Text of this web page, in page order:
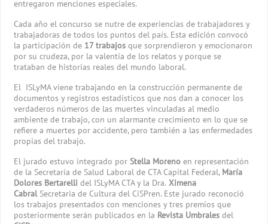
entregaron menciones especiales.
Cada año el concurso se nutre de experiencias de trabajadores y
trabajadoras de todos los puntos del país. Esta edición convocó
la participación de 17 trabajos que sorprendieron y emocionaron
por su crudeza, por la valentía de los relatos y porque se
trataban de historias reales del mundo laboral.
El ISLyMA viene trabajando en la construcción permanente de
documentos y registros estadísticos que nos dan a conocer los
verdaderos números de las muertes vinculadas al medio
ambiente de trabajo, con un alarmante crecimiento en lo que se
refiere a muertes por accidente, pero también a las enfermedades
propias del trabajo.
El jurado estuvo integrado porStella Moreno en representación
de la Secretaría de Salud Laboral de CTA Capital Federal, María
Dolores Bertarelli del ISLyMA CTA y la Dra. Ximena
CabralSecretaria de Cultura del CiSPren. Este jurado reconoció
los trabajos presentados con menciones y tres premios que
posteriormente serán publicados en la Revista Umbrales del